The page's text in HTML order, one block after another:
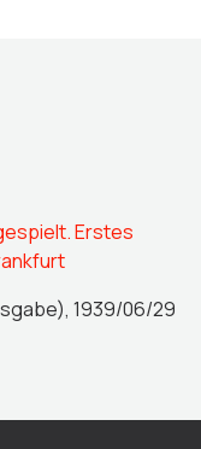
Erstes
1939/06/29